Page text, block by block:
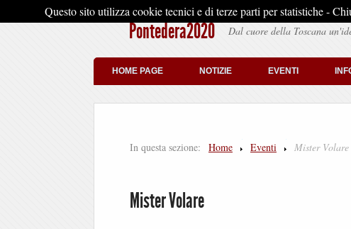
Pontedera2020 Dal cuore della Toscana
HOME PAGE NOTIZIE EVENTI
In questa sezione: Home Eventi Mister Volare
Mister Volare
Questo sito utilizza cookie tecnici e di terze parti per statistiche -